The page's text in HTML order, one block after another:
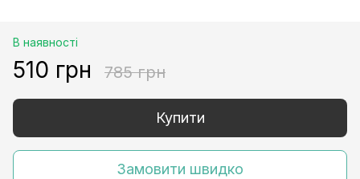
В наявності
510 грн 785 грн
Купити
Замовити швидко